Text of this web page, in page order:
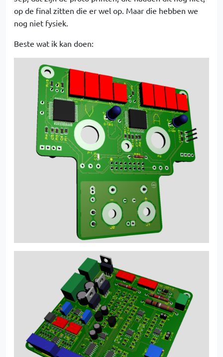
op de final zitten die er wel op. Maar die hebben we
nog niet fysiek.
Beste wat ik kan doen: